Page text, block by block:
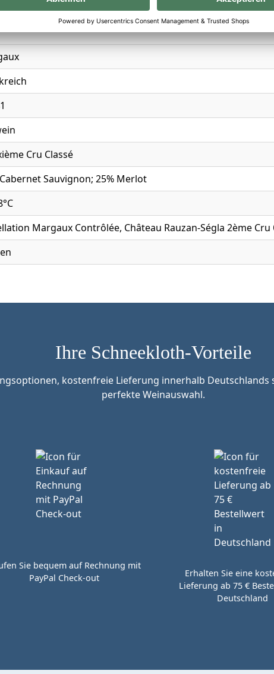
Cru Classé
Sauvignon; 25% Merlot
Margaux Contrôlée, Château Rauzan-Ségla 2ème
Ihre Schneekloth-Vorteile
kostenfreie Lieferung innerhalb
perfekte Weinauswahl.
Sie bequem auf Rechnung mit
PayPal Check-out
Erhalten Sie eine
Lieferung ab 75 €
Deutschland